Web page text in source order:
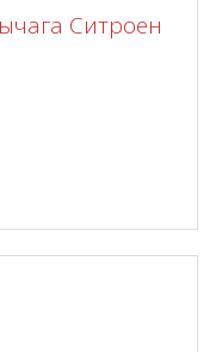
Ситроен